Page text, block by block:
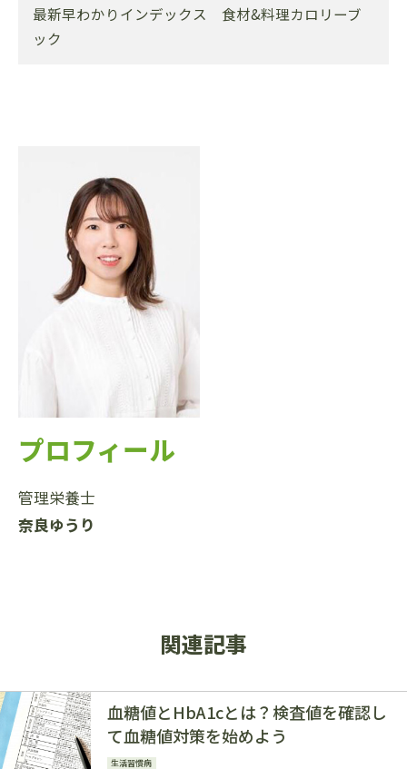
最新早わかりインデックス 食材&料理カロリーブ
ック
プロフィール
管理栄養士
奈良ゆうり
関連記事
血糖値とHbA1cとは？検査値を確認し
て血糖値対策を始めよう
生活習慣病